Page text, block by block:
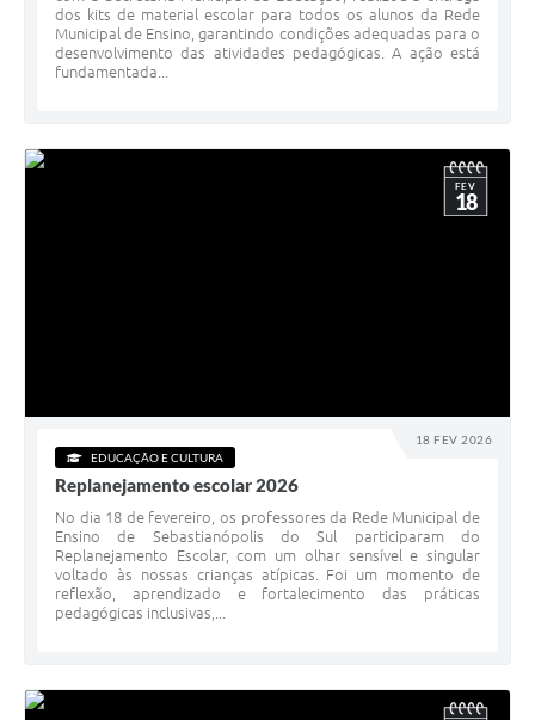
dos kits de material escolar para todos os alunos da Rede
Municipal de Ensino, garantindo condições adequadas para o
desenvolvimento das atividades pedagógicas. A ação está
fundamentada...
18 FEV 2026
FEV
18
EDUCAÇÃO E CULTURA
Replanejamento escolar 2026
No dia 18 de fevereiro, os professores da Rede Municipal de
Ensino de Sebastianópolis do Sul participaram do
Replanejamento Escolar, com um olhar sensível e singular
voltado às nossas crianças atípicas. Foi um momento de
reflexão, aprendizado e fortalecimento das práticas
pedagógicas inclusivas,...